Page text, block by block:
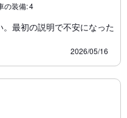
の装備:4
最初の説明で不安になった
2026/05/16